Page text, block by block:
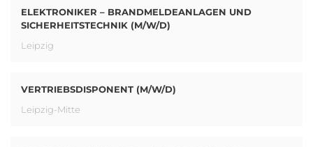
ELEKTRONIKER – BRANDMELDEANLAGEN UND
SICHERHEITSTECHNIK (M/W/D)
Leipzig
VERTRIEBSDISPONENT (M/W/D)
Leipzig-Mitte